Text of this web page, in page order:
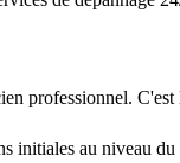
professionnel. C'est
initiales au niveau du